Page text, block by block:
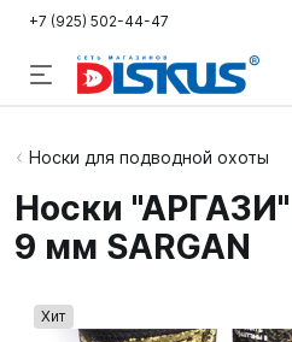
+7 (925) 502-44-47
Подводная
Дайвинг
Снорклинг /
Пляж
Носки для подводной охоты
Носки
9 мм SARGAN
Хит